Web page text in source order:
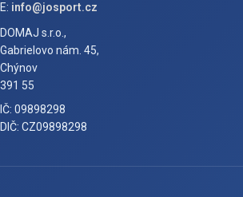
E: info@josport.cz
DOMAJ s.r.o.,
Gabrielovo nám. 45,
Chýnov
391 55
IČ: 09898298
DIČ: CZ09898298